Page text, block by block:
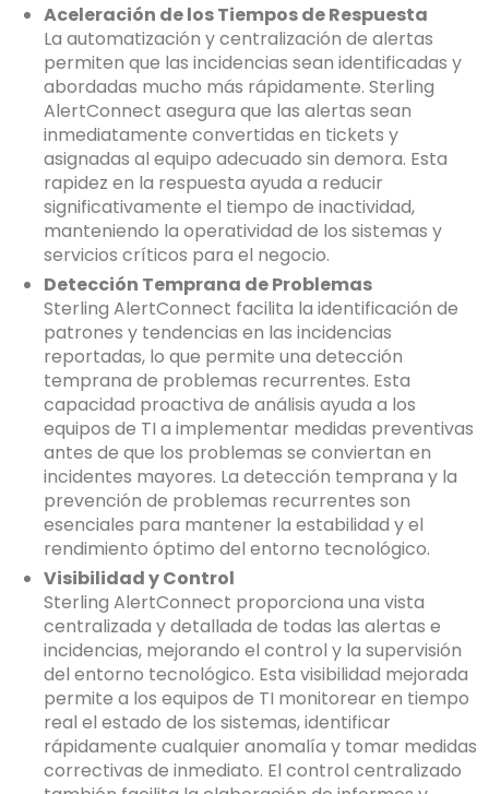
Aceleración de los Tiempos de Respuesta
La automatización y centralización de alertas
permiten que las incidencias sean identificadas y
abordadas mucho más rápidamente. Sterling
AlertConnect asegura que las alertas sean
inmediatamente convertidas en tickets y
asignadas al equipo adecuado sin demora. Esta
rapidez en la respuesta ayuda a reducir
significativamente el tiempo de inactividad,
manteniendo la operatividad de los sistemas y
servicios críticos para el negocio.
Detección Temprana de Problemas
Sterling AlertConnect facilita la identificación de
patrones y tendencias en las incidencias
reportadas, lo que permite una detección
temprana de problemas recurrentes. Esta
capacidad proactiva de análisis ayuda a los
equipos de TI a implementar medidas preventivas
antes de que los problemas se conviertan en
incidentes mayores. La detección temprana y la
prevención de problemas recurrentes son
esenciales para mantener la estabilidad y el
rendimiento óptimo del entorno tecnológico.
Visibilidad y Control
Sterling AlertConnect proporciona una vista
centralizada y detallada de todas las alertas e
incidencias, mejorando el control y la supervisión
del entorno tecnológico. Esta visibilidad mejorada
permite a los equipos de TI monitorear en tiempo
real el estado de los sistemas, identificar
rápidamente cualquier anomalía y tomar medidas
correctivas de inmediato. El control centralizado